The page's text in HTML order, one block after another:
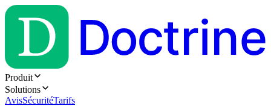
Produit
Solutions
AvisSécuritéTarifs